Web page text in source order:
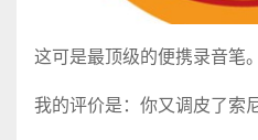
这可是最顶级的便携录音笔。
我的评价是：你又调皮了索尼